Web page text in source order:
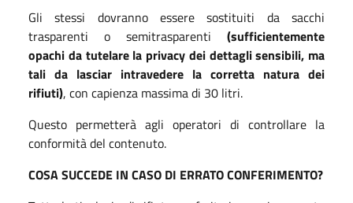
Gli stessi dovranno essere sostituiti da sacchi
trasparenti o semitrasparenti (sufficientemente
opachi da tutelare la privacy dei dettagli sensibili, ma
tali da lasciar intravedere la corretta natura dei
rifiuti), con capienza massima di 30 litri.
Questo permetterà agli operatori di controllare la
conformità del contenuto.
COSA SUCCEDE IN CASO DI ERRATO CONFERIMENTO?